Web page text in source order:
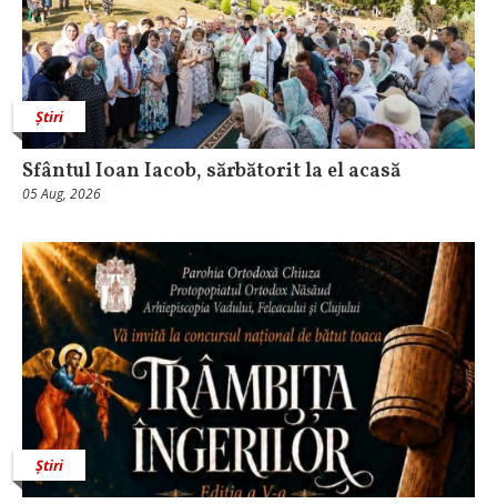
Știri
Sfântul Ioan Iacob, sărbătorit la el acasă
05 Aug, 2026
Știri